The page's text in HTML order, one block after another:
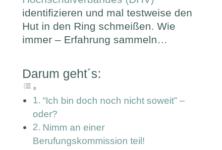
identifizieren und mal testweise den
Hut in den Ring schmeißen. Wie
immer – Erfahrung sammeln…
Darum geht´s:
“Ich bin doch noch nicht soweit” –
oder?
Nimm an einer
Berufungskommission teil!